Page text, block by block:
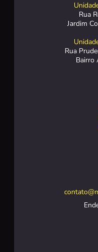
Rua
Jardim
Rua
Bairro